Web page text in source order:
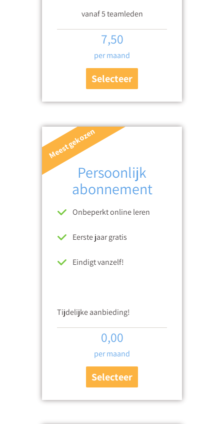
vanaf 5 teamleden
7,50
per maand
Selecteer
Meest gekozen
Persoonlijk
abonnement
Onbeperkt online leren
Eerste jaar gratis
Eindigt vanzelf!
Tijdelijke aanbieding!
0,00
per maand
Selecteer